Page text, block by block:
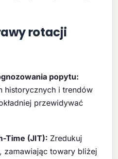
rotacji
popytu:
historycznych i trendów
przewidywać
Time (JIT): Zredukuj
zamawiając towary bliżej